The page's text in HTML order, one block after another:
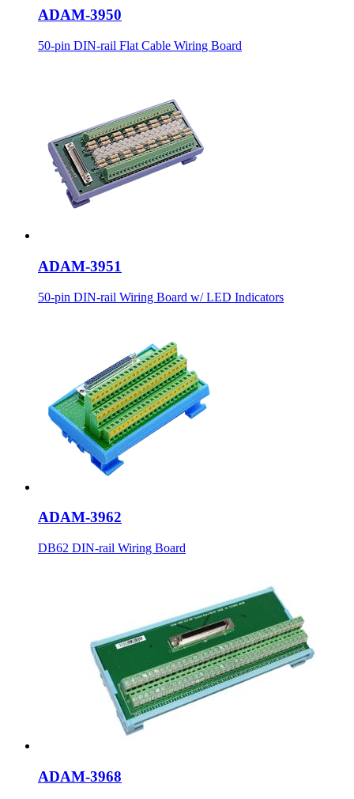
ADAM-3950
50-pin DIN-rail Flat Cable Wiring Board
ADAM-3951
50-pin DIN-rail Wiring Board w/ LED Indicators
ADAM-3962
DB62 DIN-rail Wiring Board
ADAM-3968